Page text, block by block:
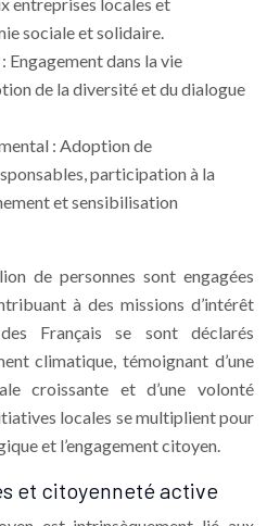
sociale et solidaire.
dans la vie
de la diversité et du dialogue
: Adoption de
participation à la
et sensibilisation
de personnes sont engagées
à des missions d’intérêt
Français se sont déclarés
climatique, témoignant d’une
croissante et d’une volonté
locales se multiplient pour
et l’engagement citoyen.
et citoyenneté active